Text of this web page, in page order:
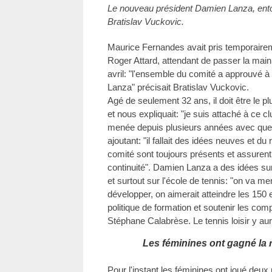
Le nouveau président Damien Lanza,
Bratislav Vuckovic.
Maurice Fernandes avait pris
Roger Attard, attendant de passer la
avril: "l'ensemble du comité a approuvé
Lanza" précisait Bratislav Vuckovic.
Agé de seulement 32 ans, il doit être le
et nous expliquait: "je suis attaché à ce
menée depuis plusieurs années avec
ajoutant: "il fallait des idées neuves et
comité sont toujours présents et
continuité". Damien Lanza a des idées
et surtout sur l'école de tennis: "on va
développer, on aimerait atteindre les 150
politique de formation et soutenir les
Stéphane Calabrèse. Le tennis loisir y
Les féminines ont gagné la
Pour l'instant les féminines ont joué